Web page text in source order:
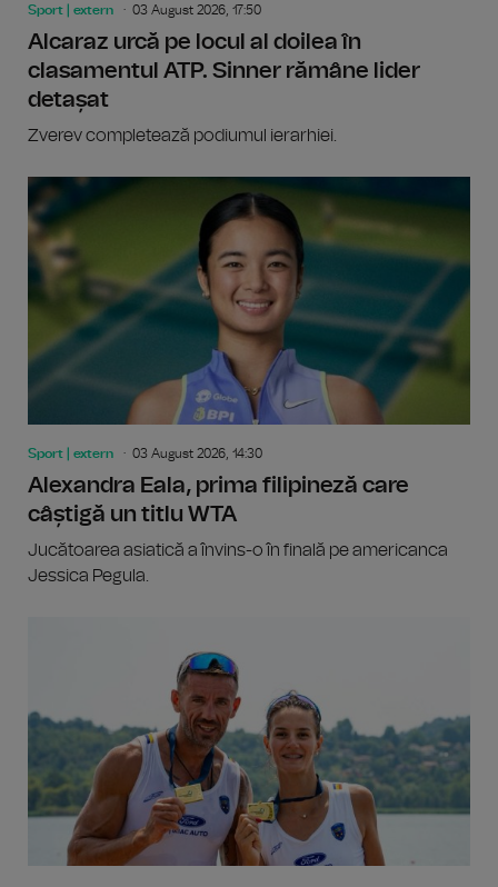
Sport | extern 03 August 2026, 17:50
Alcaraz urcă pe locul al doilea în
clasamentul ATP. Sinner rămâne lider
detașat
Zverev completează podiumul ierarhiei.
Sport | extern 03 August 2026, 14:30
Alexandra Eala, prima filipineză care
câștigă un titlu WTA
Jucătoarea asiatică a învins-o în finală pe americanca
Jessica Pegula.